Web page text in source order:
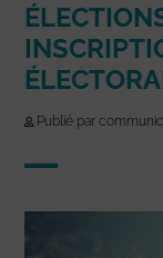
Publié par